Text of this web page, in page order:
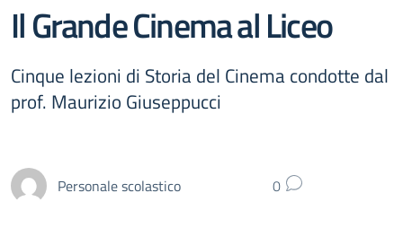
Il Grande Cinema al Liceo
Cinque lezioni di Storia del Cinema condotte dal
prof. Maurizio Giuseppucci
Personale scolastico 0